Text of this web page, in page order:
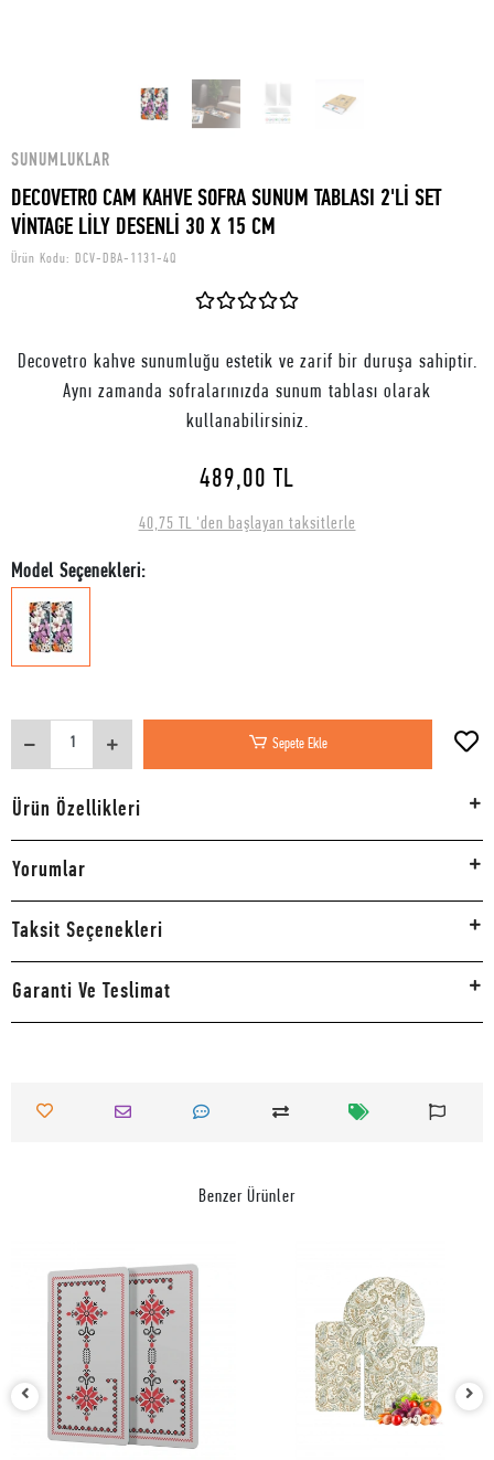
SUNUMLUKLAR
DECOVETRO CAM KAHVE SOFRA SUNUM TABLASI 2'Lİ SET
VİNTAGE LİLY DESENLİ 30 X 15 CM
Ürün Kodu: DCV-DBA-1131-4Q
Decovetro kahve sunumluğu estetik ve zarif bir duruşa sahiptir.
Aynı zamanda sofralarınızda sunum tablası olarak
kullanabilirsiniz.
489,00 TL
40,75 TL 'den başlayan taksitlerle
Model Seçenekleri:
Sepete Ekle
Ürün Özellikleri
Yorumlar
Taksit Seçenekleri
Garanti Ve Teslimat
Benzer Ürünler